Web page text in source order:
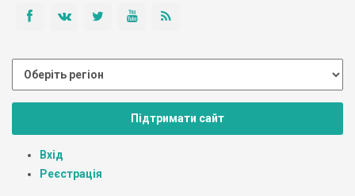
Підтримати сайт
Вхід
Реєстрація